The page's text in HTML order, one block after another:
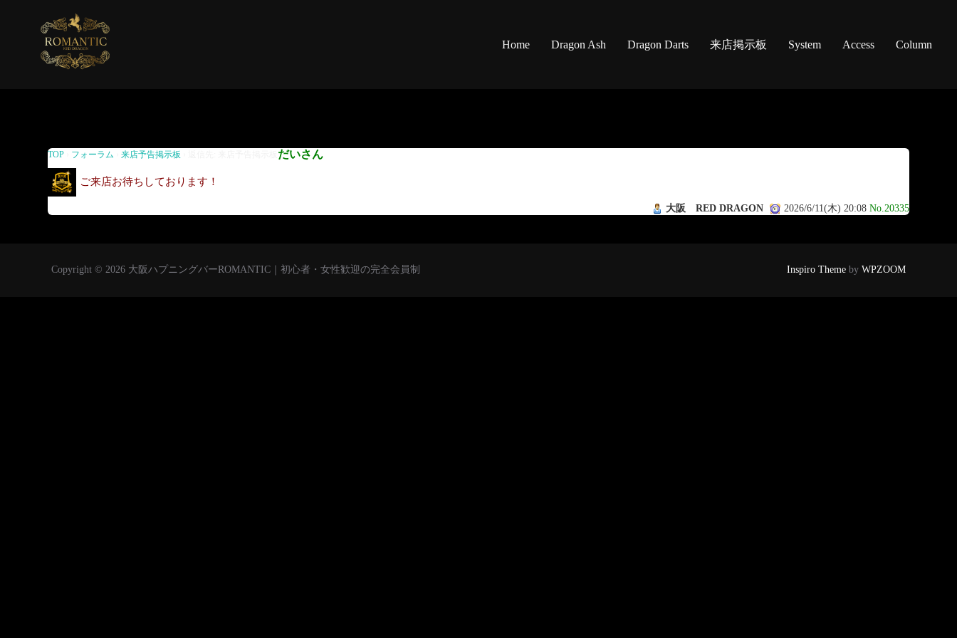
Home Dragon Ash Dragon Darts 来店掲示板 System Access Column
返信先: 来店予告掲示板
TOP フォーラム 来店予告掲示板 だいさん
ご来店お待ちしております！
大阪 RED DRAGON 2026/6/11(木) 20:08 No.20335
Copyright © 2026 大阪ハプニングバーROMANTIC｜初心者・女性歓迎の完全会員制 Inspiro Theme by WPZOOM